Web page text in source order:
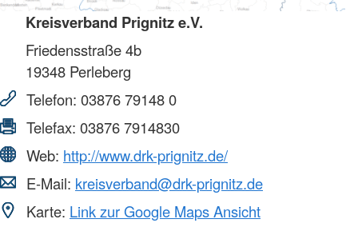
Kreisverband Prignitz e.V.
Friedensstraße 4b
19348 Perleberg
Telefon: 03876 79148 0
Telefax: 03876 7914830
Web: http://www.drk-prignitz.de/
E-Mail: kreisverband@drk-prignitz.de
Karte: Link zur Google Maps Ansicht